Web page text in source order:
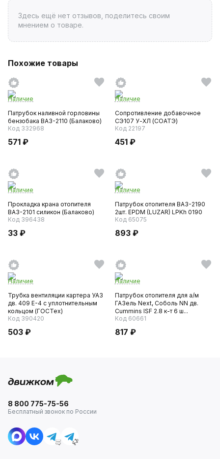
Здесь ещё нет отзывов, поделитесь своим
мнением о товаре.
Похожие товары
Наличие
Патрубок наливной горловины
бензобака ВАЗ-2110 (Балаково)
Код 332968
571 ₽
Наличие
Сопротивление добавочное
СЭ107 У-ХЛ (СОАТЭ)
Код 22197
451 ₽
Наличие
Прокладка крана отопителя
ВАЗ-2101 силикон (Балаково)
Код 396438
33 ₽
Наличие
Патрубок отопителя ВАЗ-2190
2шт. EPDM (LUZAR) LPKh 0190
Код 65075
893 ₽
Наличие
Трубка вентиляции картера УАЗ
дв. 409 Е-4 с уплотнительным
кольцом (ГОСТех)
Код 390420
503 ₽
Наличие
Патрубок отопителя для а/м
ГАЗель Next, Соболь NN дв.
Cummins ISF 2.8 к-т 6 ш...
Код 60661
817 ₽
8 800 775-75-56
Бесплатный звонок по России